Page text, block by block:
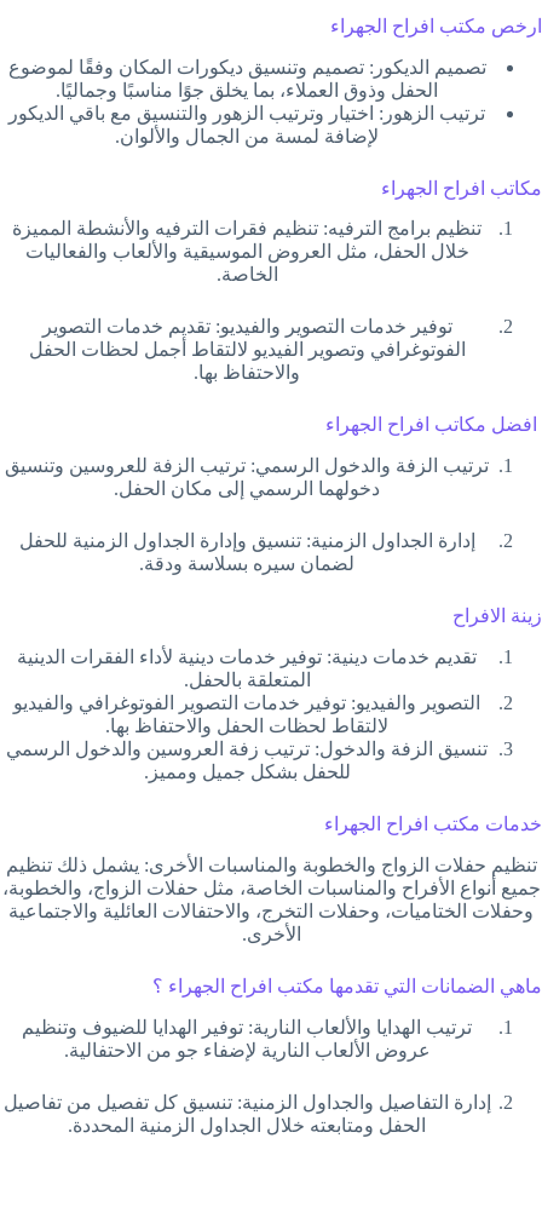
ارخص مكتب افراح الجهراء
تصميم الديكور: تصميم وتنسيق ديكورات المكان وفقًا لموضوع
الحفل وذوق العملاء، بما يخلق جوًا مناسبًا وجماليًا.
ترتيب الزهور: اختيار وترتيب الزهور والتنسيق مع باقي الديكور
لإضافة لمسة من الجمال والألوان.
مكاتب افراح الجهراء
تنظيم برامج الترفيه: تنظيم فقرات الترفيه والأنشطة المميزة
خلال الحفل، مثل العروض الموسيقية والألعاب والفعاليات
الخاصة.
توفير خدمات التصوير والفيديو: تقديم خدمات التصوير
الفوتوغرافي وتصوير الفيديو لالتقاط أجمل لحظات الحفل
والاحتفاظ بها.
افضل مكاتب افراح الجهراء
ترتيب الزفة والدخول الرسمي: ترتيب الزفة للعروسين وتنسيق
دخولهما الرسمي إلى مكان الحفل.
إدارة الجداول الزمنية: تنسيق وإدارة الجداول الزمنية للحفل
لضمان سيره بسلاسة ودقة.
زينة الافراح
تقديم خدمات دينية: توفير خدمات دينية لأداء الفقرات الدينية
المتعلقة بالحفل.
التصوير والفيديو: توفير خدمات التصوير الفوتوغرافي والفيديو
لالتقاط لحظات الحفل والاحتفاظ بها.
تنسيق الزفة والدخول: ترتيب زفة العروسين والدخول الرسمي
للحفل بشكل جميل ومميز.
خدمات مكتب افراح الجهراء
تنظيم حفلات الزواج والخطوبة والمناسبات الأخرى: يشمل ذلك تنظيم
جميع أنواع الأفراح والمناسبات الخاصة، مثل حفلات الزواج، والخطوبة،
وحفلات الختاميات، وحفلات التخرج، والاحتفالات العائلية والاجتماعية
الأخرى.
ماهي الضمانات التي تقدمها مكتب افراح الجهراء ؟
ترتيب الهدايا والألعاب النارية: توفير الهدايا للضيوف وتنظيم
عروض الألعاب النارية لإضفاء جو من الاحتفالية.
إدارة التفاصيل والجداول الزمنية: تنسيق كل تفصيل من تفاصيل
الحفل ومتابعته خلال الجداول الزمنية المحددة.